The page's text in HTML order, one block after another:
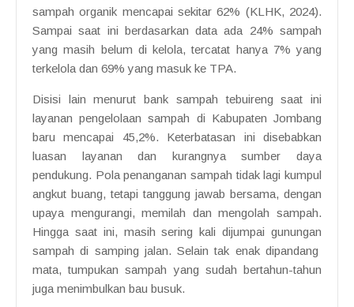
sampah organik mencapai sekitar 62% (KLHK, 2024).
Sampai saat ini berdasarkan data ada 24% sampah
yang masih belum di kelola, tercatat hanya 7% yang
terkelola dan 69% yang masuk ke TPA.
Disisi lain menurut bank sampah tebuireng saat ini
layanan pengelolaan sampah di Kabupaten Jombang
baru mencapai 45,2%. Keterbatasan ini disebabkan
luasan layanan dan kurangnya sumber daya
pendukung. Pola penanganan sampah tidak lagi kumpul
angkut buang, tetapi tanggung jawab bersama, dengan
upaya mengurangi, memilah dan mengolah sampah.
Hingga saat ini, masih sering kali dijumpai gunungan
sampah di samping jalan. Selain tak enak dipandang
mata, tumpukan sampah yang sudah bertahun-tahun
juga menimbulkan bau busuk.